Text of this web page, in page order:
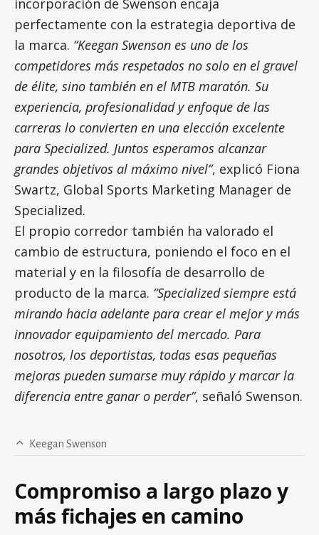
perfectamente con la estrategia deportiva de
la marca. “Keegan Swenson es uno de los
competidores más respetados no solo en el gravel
de élite, sino también en el MTB maratón. Su
experiencia, profesionalidad y enfoque de las
carreras lo convierten en una elección excelente
para Specialized. Juntos esperamos alcanzar
grandes objetivos al máximo nivel”, explicó Fiona
Swartz, Global Sports Marketing Manager de
Specialized.
El propio corredor también ha valorado el
cambio de estructura, poniendo el foco en el
material y en la filosofía de desarrollo de
producto de la marca. “Specialized siempre está
mirando hacia adelante para crear el mejor y más
innovador equipamiento del mercado. Para
nosotros, los deportistas, todas esas pequeñas
mejoras pueden sumarse muy rápido y marcar la
diferencia entre ganar o perder”, señaló Swenson.
Keegan Swenson
Compromiso a largo plazo y
más fichajes en camino